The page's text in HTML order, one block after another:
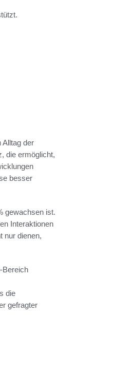
Alltag der
die ermöglicht,
besser
gewachsen ist.
Interaktionen
nur dienen,
Bereich
die
gefragter